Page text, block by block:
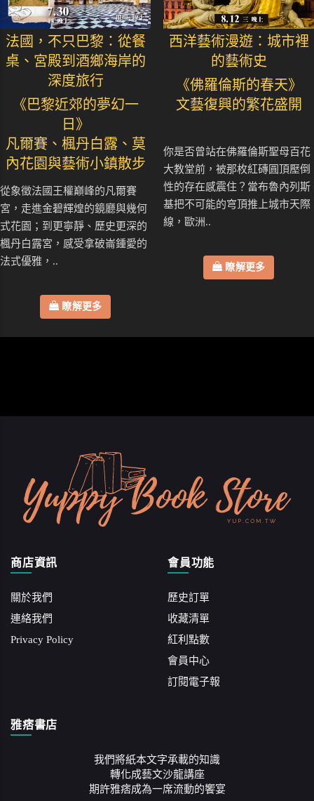
法國，不只巴黎：從餐
桌、宮殿到酒鄉海岸的
深度旅行
《巴黎近郊的夢幻一
日》
凡爾賽、楓丹白露、莫
內花園與藝術小鎮散步
從象徵法國王權巔峰的凡爾賽
宮，走進金碧輝煌的鏡廳與幾何
式花園；到更寧靜、歷史更深的
楓丹白露宮，感受拿破崙鍾愛的
法式優雅，..
瞭解更多
西洋藝術漫遊：城市裡
的藝術史
《佛羅倫斯的春天》
文藝復興的繁花盛開
你是否曾站在佛羅倫斯聖母百花
大教堂前，被那枚紅磚圓頂壓倒
性的存在感震住？當布魯內列斯
基把不可能的穹頂推上城市天際
線，歐洲..
瞭解更多
商店資訊
關於我們
連絡我們
Privacy Policy
會員功能
歷史訂單
收藏清單
紅利點數
會員中心
訂閱電子報
雅痞書店
我們將紙本文字承載的知識
轉化成藝文沙龍講座
期許雅痞成為一席流動的饗宴